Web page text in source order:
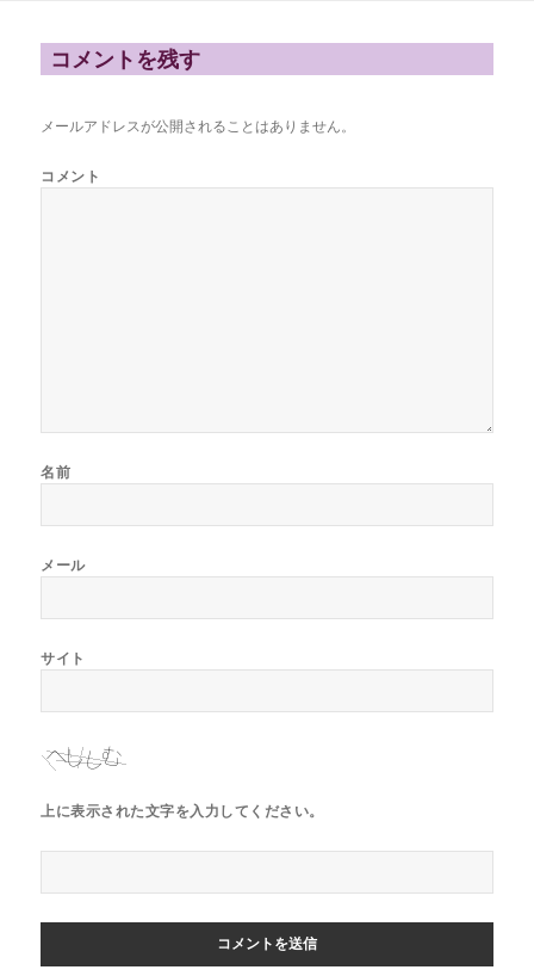
コメントを残す
メールアドレスが公開されることはありません。
コメント
名前
メール
サイト
上に表示された文字を入力してください。